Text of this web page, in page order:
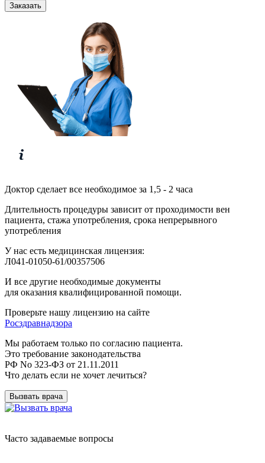
Заказать
Доктор сделает все необходимое за 1,5 - 2 часа
Длительность процедуры зависит от проходимости вен
пациента, стажа употребления, срока непрерывного
употребления
У нас есть медицинская лицензия:
Л041-01050-61/00357506
И все другие необходимые документы
для оказания квалифицированной помощи.
Проверьте нашу лицензию на сайте
Росздравнадзора
Мы работаем только по согласию пациента.
Это требование законодательства
РФ No 323-ФЗ от 21.11.2011
Что делать если не хочет лечиться?
Вызвать врача
Часто задаваемые вопросы